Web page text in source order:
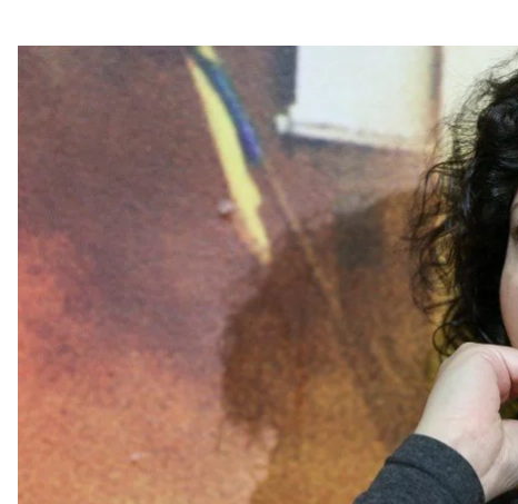
Генеральна директорка «Мистецького арсеналу» Олеся
художників, у
Державне управління справами в п’ятницю, 16
арсеналу» Олесю Островську—Люту, яка раніше
пресслужба «Мистецького
Островська-Люта буде виконувати обов’язки
посаду. Його оголосили 13 липня, документи від
мають обрати директора.
У коментарі
Островська-Люта
вплине. Так, 29 липня має відкритися виставка